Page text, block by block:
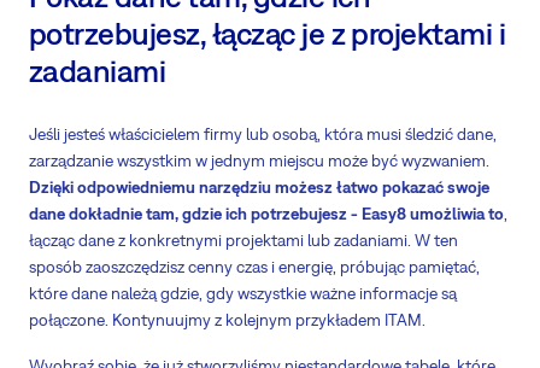
potrzebujesz, łącząc je z projektami i
zadaniami
Jeśli jesteś właścicielem firmy lub osobą, która musi śledzić dane,
zarządzanie wszystkim w jednym miejscu może być wyzwaniem.
Dzięki odpowiedniemu narzędziu możesz łatwo pokazać swoje
dane dokładnie tam, gdzie ich potrzebujesz - Easy8 umożliwia to
łącząc dane z konkretnymi projektami lub zadaniami. W ten
sposób zaoszczędzisz cenny czas i energię, próbując pamiętać,
które dane należą gdzie, gdy wszystkie ważne informacje są
połączone. Kontynuujmy z kolejnym przykładem ITAM.